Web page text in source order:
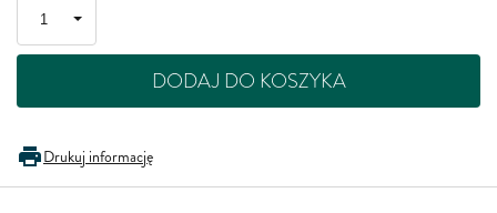
DODAJ DO KOSZYKA
Drukuj informację